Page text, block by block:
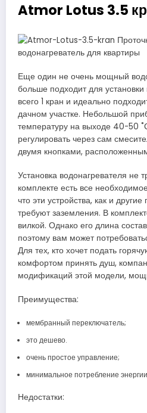
Atmor Lotus 3.5
Еще один не очень мощный
больше подходит для
всего 1 кран и идеально
дачном участке. Небольшой
температуру на выходе 40-50
регулировать через сам
двумя кнопками,
Установка водонагревателя не
комплекте есть все
что эти устройства, как и
требуют заземления. В
вилкой. Однако его длина
поэтому вам может
Для тех, кто хочет подать
комфортом принять душ,
модификаций этой модели,
Преимущества:
мембранный переключатель;
это дешево.
очень простое управление;
минимальное потребление
Недостатки: